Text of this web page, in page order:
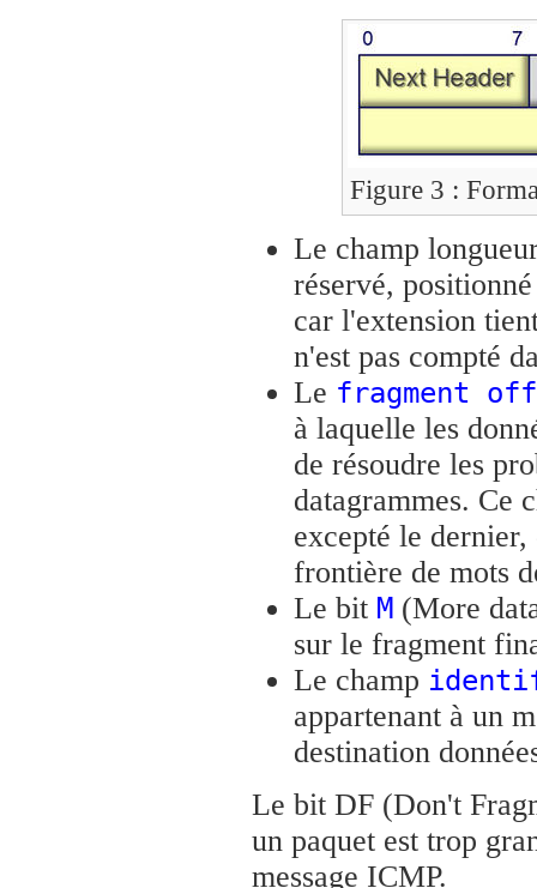
Figure 3 :
Le champ
réservé,
car l'extension
n'est pas compté
Le fragment
à laquelle les
de résoudre les
datagrammes. Ce
excepté le
frontière de mots
Le bit M (More
sur le fragment
Le champ
appartenant à un
destination
Le bit DF (Don't
un paquet est trop
message ICMP.